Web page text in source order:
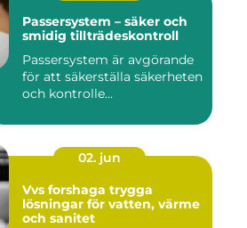
Passersystem – säker och
smidig tillträdeskontroll
Passersystem är avgörande
för att säkerställa säkerheten
och kontrolle...
02. jun
Vvs forshaga trygga
lösningar för vatten, värme
och sanitet